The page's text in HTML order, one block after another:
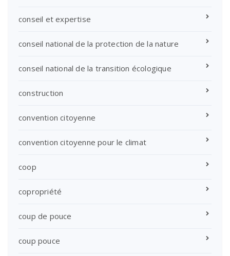
conseil et expertise
conseil national de la protection de la nature
conseil national de la transition écologique
construction
convention citoyenne
convention citoyenne pour le climat
coop
copropriété
coup de pouce
coup pouce